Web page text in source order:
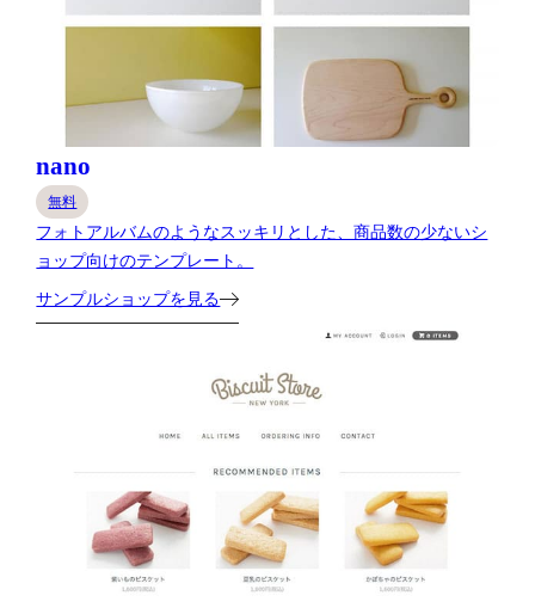
nano
無料
フォトアルバムのようなスッキリとした、商品数の少ないシ
ョップ向けのテンプレート。
サンプルショップを見る